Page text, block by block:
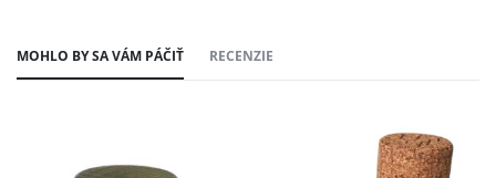
MOHLO BY SA VÁM PÁČIŤ RECENZIE